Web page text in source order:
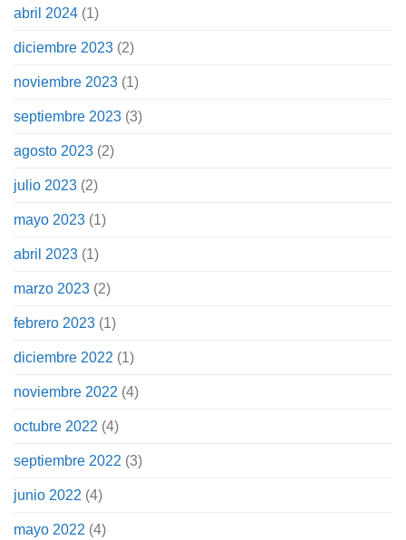
abril 2024 (1)
diciembre 2023 (2)
noviembre 2023 (1)
septiembre 2023 (3)
agosto 2023 (2)
julio 2023 (2)
mayo 2023 (1)
abril 2023 (1)
marzo 2023 (2)
febrero 2023 (1)
diciembre 2022 (1)
noviembre 2022 (4)
octubre 2022 (4)
septiembre 2022 (3)
junio 2022 (4)
mayo 2022 (4)